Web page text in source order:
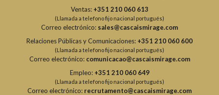
Ventas: +351 210 060 613
(Llamada a telefono fijo nacional portugués)
Correo electrónico: sales@cascaismirage.com
Relaciones Públicas y Comunicaciones: +351 210 060 600
(Llamada a telefono fijo nacional portugués)
Correo electrónico: comunicacao@cascaismirage.com
Empleo: +351 210 060 649
(Llamada a telefono fijo nacional portugués)
Correo electrónico: recrutamento@cascaismirage.com